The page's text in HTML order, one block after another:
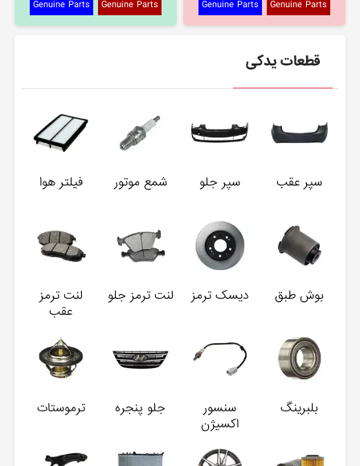
Genuine Parts
Genuine Parts
Genuine Parts
Genuine Parts
قطعات یدکی
سپر عقب سپر جلو شمع موتور فیلتر هوا
بوش طبق دیسک ترمز لنت ترمز جلو
لنت ترمز
عقب
بلبرینگ
سنسور
اکسیژن
جلو پنجره ترموستات